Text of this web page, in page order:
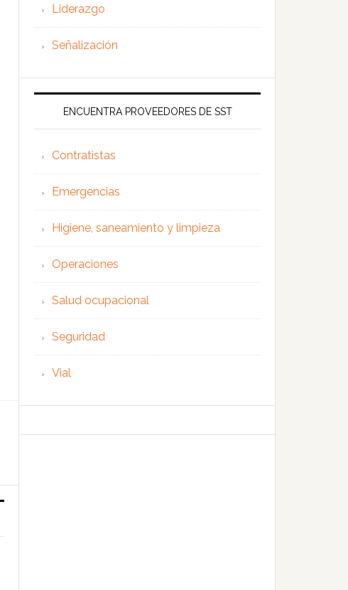
Liderazgo
Señalización
ENCUENTRA PROVEEDORES DE SST
Contratistas
Emergencias
Higiene, saneamiento y limpieza
Operaciones
Salud ocupacional
Seguridad
Vial